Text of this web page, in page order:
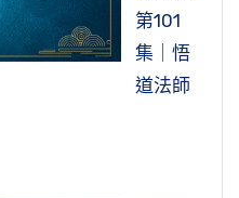
第101
集｜悟
道法師